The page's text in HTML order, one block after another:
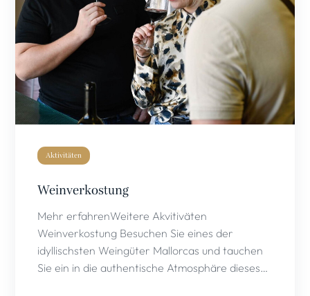
Aktivitäten
Weinverkostung
Mehr erfahrenWeitere Akvitiväten
Weinverkostung Besuchen Sie eines der
idyllischsten Weingüter Mallorcas und tauchen
Sie ein in die authentische Atmosphäre dieses…